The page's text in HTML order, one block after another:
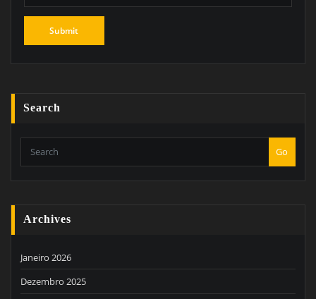
Search
Go
Archives
Janeiro 2026
Dezembro 2025